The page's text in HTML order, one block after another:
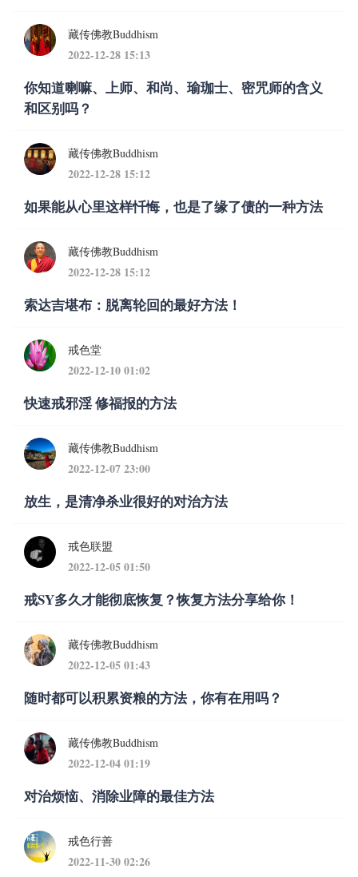
藏传佛教Buddhism
2022-12-28 15:13
你知道喇嘛、上师、和尚、瑜珈士、密咒师的含义
和区别吗？
藏传佛教Buddhism
2022-12-28 15:12
如果能从心里这样忏悔，也是了缘了债的一种方法
藏传佛教Buddhism
2022-12-28 15:12
索达吉堪布：脱离轮回的最好方法！
戒色堂
2022-12-10 01:02
快速戒邪淫 修福报的方法
藏传佛教Buddhism
2022-12-07 23:00
放生，是清净杀业很好的对治方法
戒色联盟
2022-12-05 01:50
戒SY多久才能彻底恢复？恢复方法分享给你！
藏传佛教Buddhism
2022-12-05 01:43
随时都可以积累资粮的方法，你有在用吗？
藏传佛教Buddhism
2022-12-04 01:19
对治烦恼、消除业障的最佳方法
戒色行善
2022-11-30 02:26